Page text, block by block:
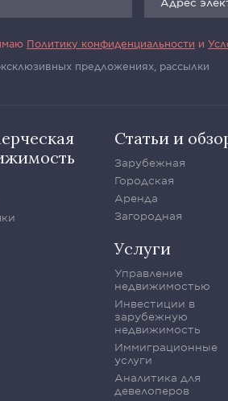
Политику конфиденциальности и
предложениях, рассылки
Статьи и
Зарубежная
Городская
Аренда
Загородная
Услуги
Управление
недвижимостью
Инвестиции в
зарубежную
недвижимость
Иммиграционные
услуги
Аналитика для
девелоперов